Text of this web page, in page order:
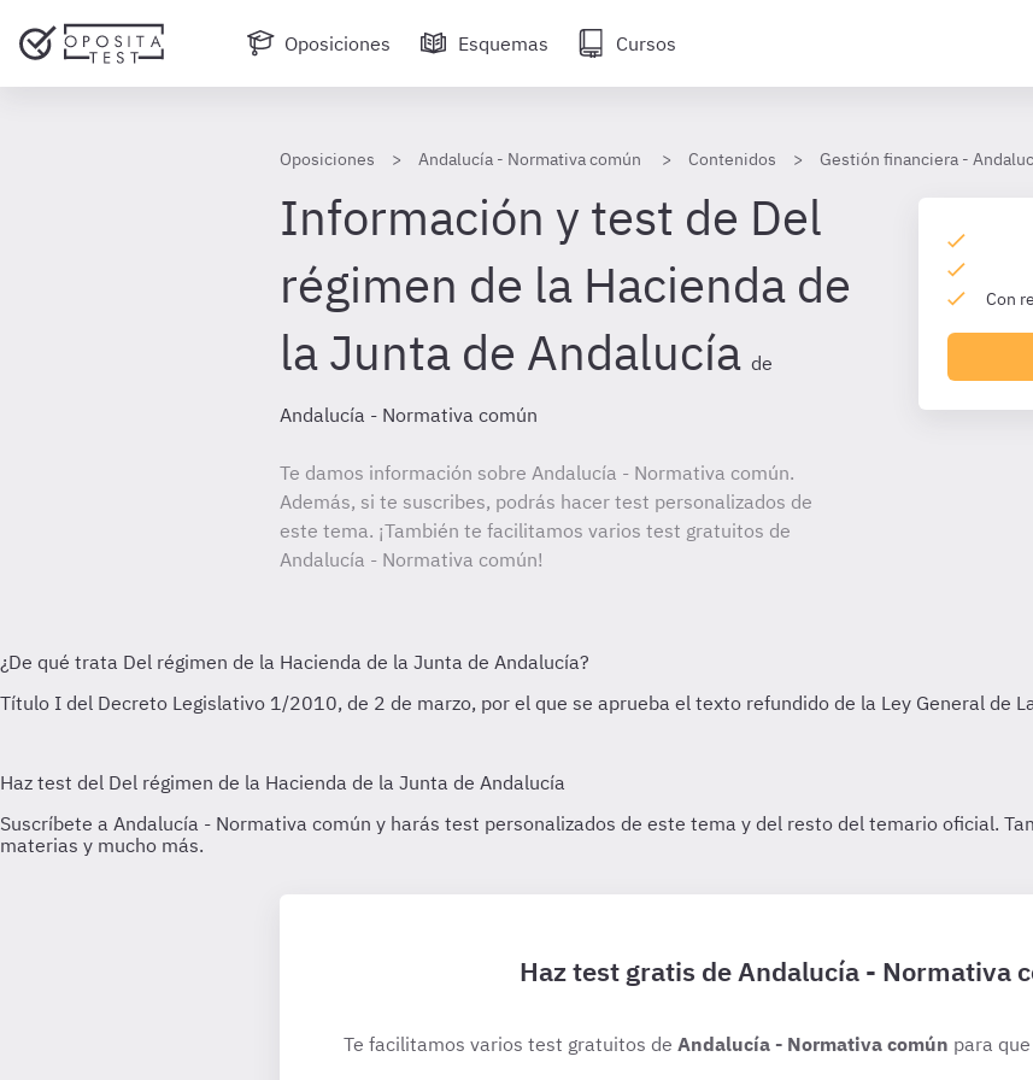
Oposiciones Esquemas Cursos
Oposiciones Andalucía - Normativa común Contenidos Gestión financiera -
Información y test de Del
régimen de la Hacienda de
la Junta de Andalucía de
Andalucía - Normativa común
Te damos información sobre Andalucía - Normativa común.
Además, si te suscribes, podrás hacer test personalizados de
este tema. ¡También te facilitamos varios test gratuitos de
Andalucía - Normativa común!
Con
Haz test gratis de Andalucía - Normativa
Te facilitamos varios test gratuitos de Andalucía - Normativa común para